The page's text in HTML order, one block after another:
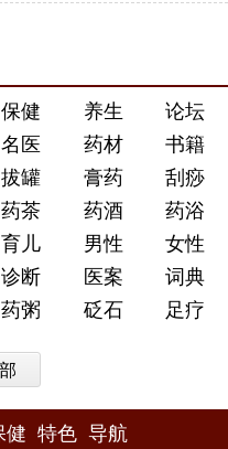
保健 养生
论坛
名医 药材
书籍
拔罐 膏药
刮痧
药茶 药酒
药浴
育儿 男性
女性
诊断 医案
词典
药粥 砭石 足疗
健 特色 导航